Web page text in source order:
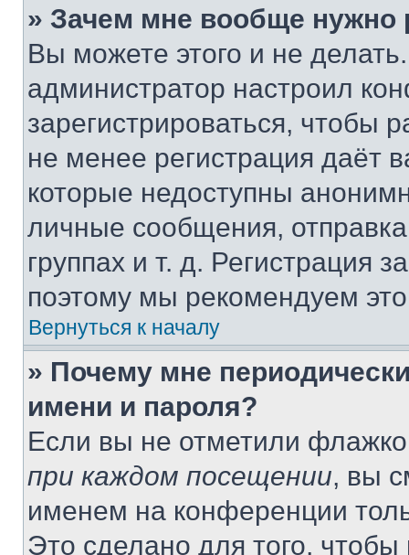
» Зачем мне вообще нужно
Вы можете этого и не
администратор настроил
зарегистрироваться, чтобы
не менее регистрация даёт
которые недоступны
личные сообщения,
группах и т. д. Регистрация
поэтому мы рекомендуем
Вернуться к началу
» Почему мне
имени и пароля?
Если вы не отметили
при каждом посещении, вы
именем на конференции
Это сделано для того, чтобы